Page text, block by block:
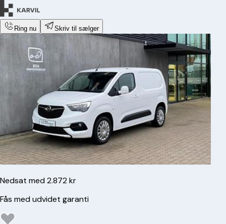
Ring nu Skriv til sælger
Nedsat med 2.872 kr
Fås med udvidet garanti